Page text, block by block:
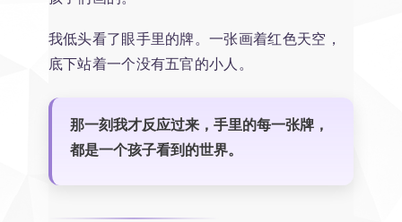
我低头看了眼手里的牌。一张画着红色天空，
底下站着一个没有五官的小人。
那一刻我才反应过来，手里的每一张牌，
都是一个孩子看到的世界。